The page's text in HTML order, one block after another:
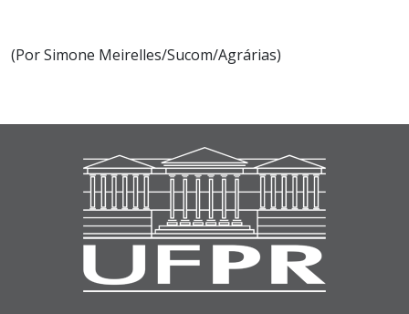
(Por Simone Meirelles/Sucom/Agrárias)